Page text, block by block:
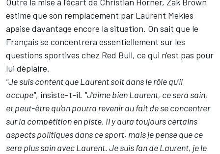
estime que son remplacement par Laurent Mekies
apaise davantage encore la situation. On sait que le
Français se concentrera essentiellement sur les
questions sportives chez Red Bull, ce qui n'est pas pour
lui déplaire.
"Je suis content que Laurent soit dans le rôle qu'il
occupe", insiste-t-il. "J'aime bien Laurent, ce sera sain,
et peut-être qu'on pourra revenir au fait de se concentrer
sur la compétition en piste. Il y aura toujours certains
aspects politiques dans ce sport, mais je pense que ce
sera plus sain avec Laurent. Je suis fan de Laurent, je le